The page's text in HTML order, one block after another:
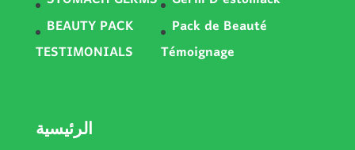
BEAUTY PACK
TESTIMONIALS
Pack de Beauté
Témoignage
الرئيسية